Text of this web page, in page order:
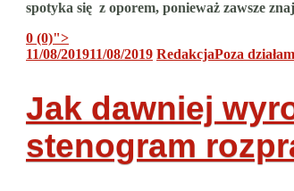
spotyka się z oporem, ponieważ zawsze
0 (0)">
11/08/201911/08/2019 RedakcjaPoza
Jak dawniej
stenogram